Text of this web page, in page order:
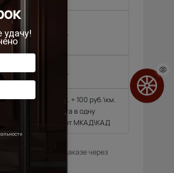
4 500 руб.
4 500 руб.
4 500 руб. + 100 руб.\км.
из расчёта в одну
сторону от МКАД\КАД
регионе или, при заказе через